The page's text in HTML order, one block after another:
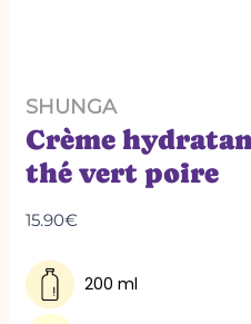
SHUNGA
Crème
thé vert poire
15.90€
200 ml